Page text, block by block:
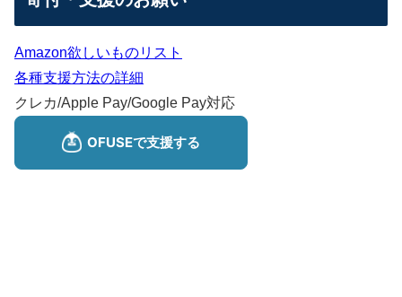
Amazon欲しいものリスト
各種支援方法の詳細
クレカ/Apple Pay/Google Pay対応